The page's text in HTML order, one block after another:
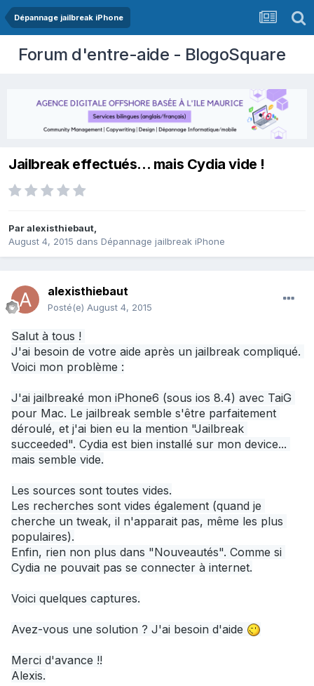
Dépannage jailbreak iPhone
Forum d'entre-aide - BlogoSquare
Jailbreak effectués... mais Cydia vide !
Paralexisthiebaut
August 4, 2015 dans Dépannage jailbreak iPhone
alexisthiebaut
Posté(e) August 4, 2015
Salut à tous !
J'ai besoin de votre aide après un jailbreak compliqué.
Voici mon problème :
J'ai jailbreaké mon iPhone6 (sous ios 8.4) avec TaiG
pour Mac. Le jailbreak semble s'être parfaitement
déroulé, et j'ai bien eu la mention "Jailbreak
succeeded". Cydia est bien installé sur mon device...
mais semble vide.
Les sources sont toutes vides.
Les recherches sont vides également (quand je
cherche un tweak, il n'apparait pas, même les plus
populaires).
Enfin, rien non plus dans "Nouveautés". Comme si
Cydia ne pouvait pas se connecter à internet.
Voici quelques captures.
Avez-vous une solution ? J'ai besoin d'aide
Merci d'avance !!
Alexis.